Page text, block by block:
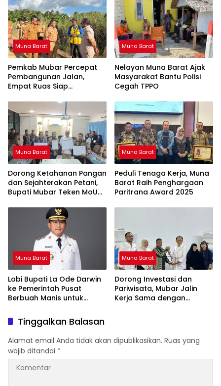
Muna Barat
Pemkab Mubar Percepat
Pembangunan Jalan,
Empat Ruas Siap
Muna Barat
Nelayan Muna Barat Ajak
Masyarakat Bantu Polisi
Cegah TPPO
Muna Barat
Dorong Ketahanan Pangan
dan Sejahterakan Petani,
Bupati Mubar Teken MoU
Muna Barat
Peduli Tenaga Kerja, Muna
Barat Raih Penghargaan
Paritrana Award 2025
Muna Barat
Lobi Bupati La Ode Darwin
ke Pemerintah Pusat
Berbuah Manis untuk
Muna Barat
Dorong Investasi dan
Pariwisata, Mubar Jalin
Kerja Sama dengan
Tinggalkan Balasan
Alamat email Anda tidak akan dipublikasikan. Ruas yang
wajib ditandai *